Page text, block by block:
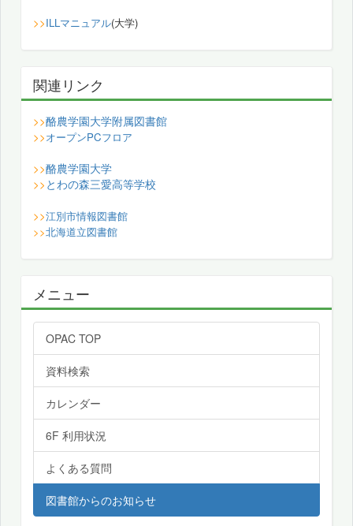
>>ILLマニュアル(大学)
関連リンク
>>酪農学園大学附属図書館
>>オープンPCフロア
>>酪農学園大学
>> とわの森三愛高等学校
>>江別市情報図書館
>>北海道立図書館
メニュー
OPAC TOP
資料検索
カレンダー
6F 利用状況
よくある質問
図書館からのお知らせ